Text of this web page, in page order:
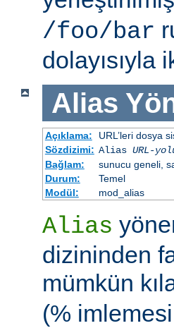
/foo/bar
dolayısıyla
Alias
Açıklama:
URL’leri dosya
Sözdizimi: Alias URL-
Bağlam:
sunucu geneli,
Durum:
Temel
Modül:
mod_alias
Alias
dizininden
mümkün
(%